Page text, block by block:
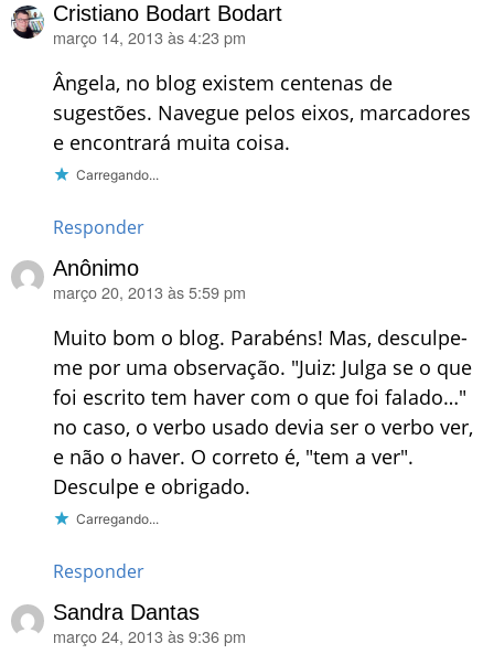
Cristiano Bodart Bodart
disse:
março 14, 2013 às 4:23 pm
Ângela, no blog existem centenas de
sugestões. Navegue pelos eixos, marcadores
e encontrará muita coisa.
Carregando...
Responder
Anônimo
disse:
março 20, 2013 às 5:59 pm
Muito bom o blog. Parabéns! Mas, desculpe-
me por uma observação. "Juiz: Julga se o que
foi escrito tem haver com o que foi falado…"
no caso, o verbo usado devia ser o verbo ver,
e não o haver. O correto é, "tem a ver".
Desculpe e obrigado.
Carregando...
Responder
Sandra Dantas
disse:
março 24, 2013 às 9:36 pm